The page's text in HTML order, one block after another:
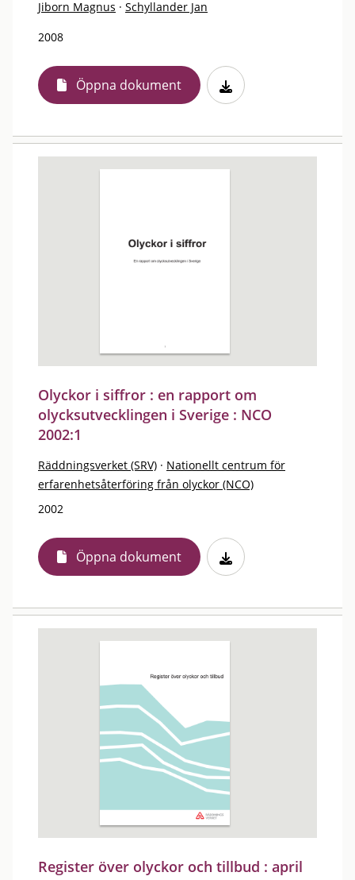
Jiborn Magnus · Schyllander Jan
2008
Öppna dokument
Olyckor i siffror : en rapport om
olycksutvecklingen i Sverige : NCO
2002:1
Räddningsverket (SRV) · Nationellt centrum för
erfarenhetsåterföring från olyckor (NCO)
2002
Öppna dokument
Register över olyckor och tillbud : april